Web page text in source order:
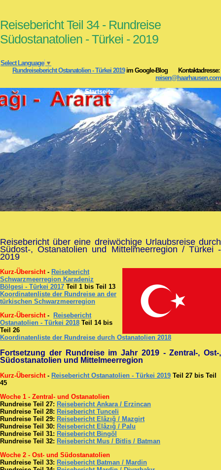
Reisebericht Teil 34 - Rundreise
Südostanatolien - Türkei - 2019
Select Language ▼
Rundreisebericht Ostanatolien - Türkei 2019im Google-Blog Kontaktadresse:
reisen@haarhausen.com
Startseite
Reisebericht über eine dreiwöchige Urlaubsreise durch
Südost-, Ostanatolien und Mittelmeerregion / Türkei -
2019
Kurz-Übersicht - Reisebericht
Schwarzmeerregion Karadeniz
Bölgesi - Türkei 2017 Teil 1 bis Teil 13
Koordinatenliste der Rundreise an der
türkischen Schwarzmeerregion
Kurz-Übersicht-
Reisebericht
Ostanatolien - Türkei 2018 Teil 14 bis
Teil 26
Koordinatenliste der Rundreise durch Ostanatolien 2018
Fortsetzung der Rundreise im Jahr 2019 - Zentral-, Ost-,
Südostanatolien und Mittelmeerregion
Kurz-Übersicht - Reisebericht Ostanatolien - Türkei 2019 Teil 27 bis Teil
45
Woche 1 - Zentral- und Ostanatolien
Rundreise Teil 27: Reisebericht Ankara / Erzincan
Rundreise Teil 28: Reisebericht Tunceli
Rundreise Teil 29: Reisebericht Elâzığ / Mazgirt
Rundreise Teil 30: Reisebericht Elâzığ / Palu
Rundreise Teil 31: Reisebericht Bingöl
Rundreise Teil 32: Reisebericht Mus / Bitlis / Batman
Woche 2 - Ost- und Südostanatolien
Rundreise Teil 33: Reisebericht Batman / Mardin